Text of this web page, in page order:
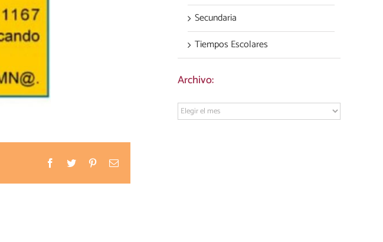
Facebook
Twitter PinterestCorreo
Secundaria
Tiempos Escolares
Archivo:
Archivo: